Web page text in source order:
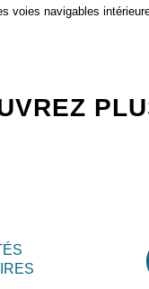
voies navigables